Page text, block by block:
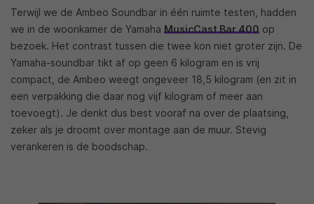
Terwijl we de Ambeo Soundbar in één ruimte testen, hadden
we in de woonkamer de Yamaha MusicCast Bar 400 op
bezoek. Het contrast tussen die twee kon niet groter zijn. De
Yamaha-soundbar tikt af op geen 6 kilogram en is vrij
compact, de Ambeo weegt ongeveer 18,5 kilogram (en zit in
een verpakking die daar nog vijf kilogram of meer aan
toevoegt). Je denkt dus best vooraf na over de plaatsing,
zeker als je droomt over montage aan de muur. Stevig
verankeren is de boodschap.